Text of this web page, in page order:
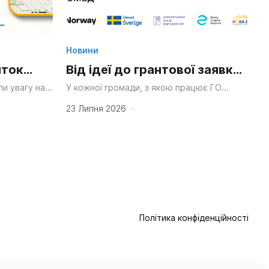
парк
увагу на
громад
Новини
Від ідеї до грантової заявки:
як ініціативні групи Сумщини
вчилися писати проекти та
У кожної громади, з якою працює ГО
сильна ідея — що хочеться змінити чи...
23 Липня 2026
Політика конфіденційності